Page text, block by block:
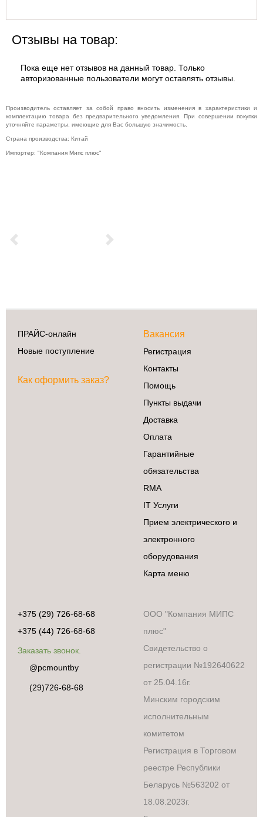
Previous Next
Отзывы на товар:
Пока еще нет отзывов на данный товар. Только
авторизованные пользователи могут оставлять отзывы.
Производитель оставляет за собой право вносить изменения в характеристики и
комплектацию товара без предварительного уведомления. При совершении покупки
уточняйте параметры, имеющие для Вас большую значимость.
Страна производства: Китай
Импортер: "Компания Мипс плюс"
ПРАЙС-онлайн
Новые поступление
Как оформить заказ?
Вакансия
Регистрация
Контакты
Помощь
Пункты выдачи
Доставка
Оплата
Гарантийные
обязательства
RMA
IT Услуги
Прием электрического и
электронного
оборудования
Карта меню
+375 (29) 726-68-68
+375 (44) 726-68-68
Заказать звонок.
@pcmountby
(29)726-68-68
ООО "Компания МИПС
плюс"
Свидетельство о
регистрации №192640622
от 25.04.16г.
Минским городским
исполнительным
комитетом
Регистрация в Торговом
реестре Республики
Беларусь №563202 от
18.08.2023г.